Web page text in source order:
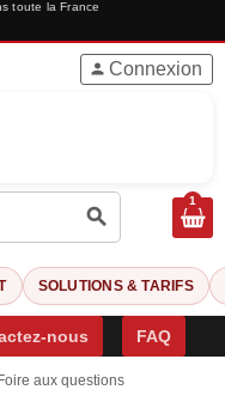
toute la France
search
person Connexion
1
SOLUTIONS & TARIFS
nous FAQ
aux questions